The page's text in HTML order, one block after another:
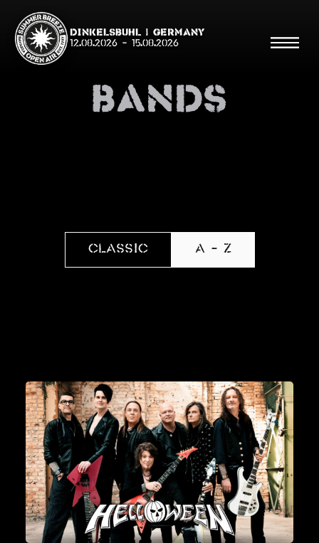
Dinkelsbühl | Germany
12.08.2026 - 15.08.2026
Line Up
Media
ZUM SHOP
Kontakt
BARRIEREFREIHEIT
ONLINE
Rückblicke
Bands
Classic A - Z